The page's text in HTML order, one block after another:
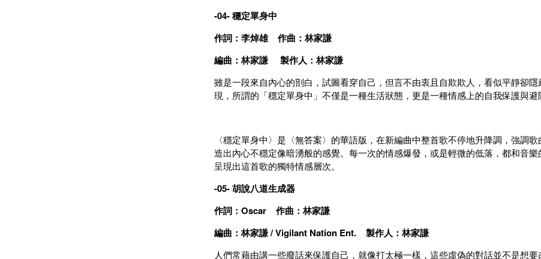
-04- 穩定單身中
作詞：李焯雄 作曲：林家謙
編曲：林家謙 製作人：林家謙
雖是一段來自內心的剖白，試圖看穿自己，但言不由衷且自欺欺人，看似平靜卻
現，所謂的「穩定單身中」不僅是一種生活狀態，更是一種情感上的自我保護與避
〈穩定單身中〉是〈無答案〉的華語版，在新編曲中整首歌不停地升降調，強調
造出內心不穩定像暗湧般的感覺。每一次的情感爆發，或是輕微的低落，都和音樂
呈現出這首歌的獨特情感層次。
-05- 胡說八道生成器
作詞：Oscar 作曲：林家謙
編曲：林家謙 / Vigilant Nation Ent. 製作人：林家謙
人們常藉由講一些廢話來保護自己，就像打太極一樣，這些虛偽的對話並不是想